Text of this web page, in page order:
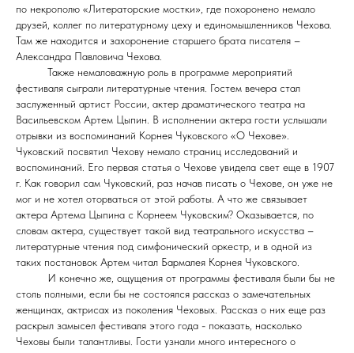
по некрополю «Литераторские мостки», где похоронено немало
друзей, коллег по литературному цеху и единомышленников Чехова.
Там же находится и захоронение старшего брата писателя –
Александра Павловича Чехова.
Также немаловажную роль в программе мероприятий
фестиваля сыграли литературные чтения. Гостем вечера стал
заслуженный артист России, актер драматического театра на
Васильевском Артем Цыпин. В исполнении актера гости услышали
отрывки из воспоминаний Корнея Чуковского «О Чехове».
Чуковский посвятил Чехову немало страниц исследований и
воспоминаний. Его первая статья о Чехове увидела свет еще в 1907
г. Как говорил сам Чуковский, раз начав писать о Чехове, он уже не
мог и не хотел оторваться от этой работы. А что же связывает
актера Артема Цыпина с Корнеем Чуковским? Оказывается, по
словам актера, существует такой вид театрального искусства –
литературные чтения под симфонический оркестр, и в одной из
таких постановок Артем читал Бармалея Корнея Чуковского.
И конечно же, ощущения от программы фестиваля были бы не
столь полными, если бы не состоялся рассказ о замечательных
женщинах, актрисах из поколения Чеховых. Рассказ о них еще раз
раскрыл замысел фестиваля этого года - показать, насколько
Чеховы были талантливы. Гости узнали много интересного о